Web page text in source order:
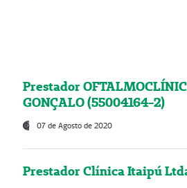
Prestador
GONÇALO (55004164-2)
07 de Agosto de 2020
Prestador Clínica Itaipú